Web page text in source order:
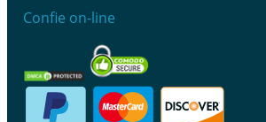
Confie on-line